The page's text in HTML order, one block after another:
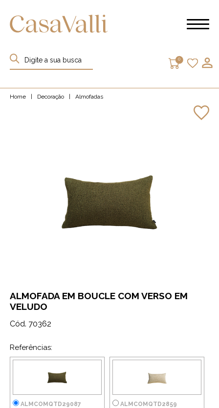
0
Home Decoração Almofadas
ALMOFADA EM BOUCLE COM VERSO EM
VELUDO
Cód. 70362
Referências:
ALMCOMQTD29087 ALMCOMQTD2859